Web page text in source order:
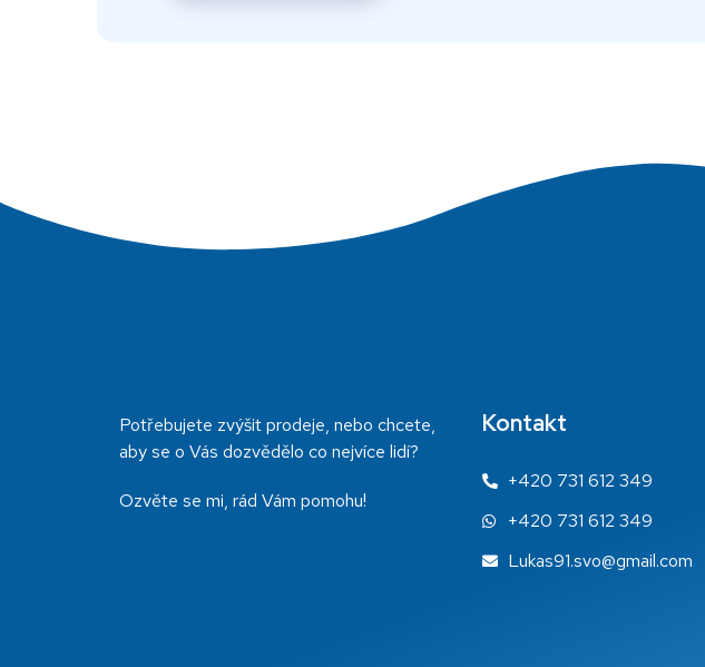
Potřebujete zvýšit prodeje, nebo chcete,
aby se o Vás dozvědělo co nejvíce lidí?
Ozvěte se mi, rád Vám pomohu!
Kontakt
+420 731 612 349
+420 731 612 349
Lukas91.svo@gmail.com